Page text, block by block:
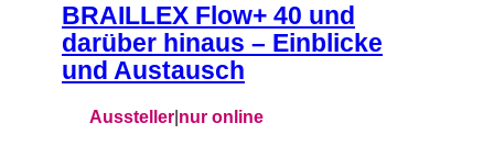
BRAILLEX Flow+ 40 und
darüber hinaus – Einblicke
und Austausch
Aussteller|nur online